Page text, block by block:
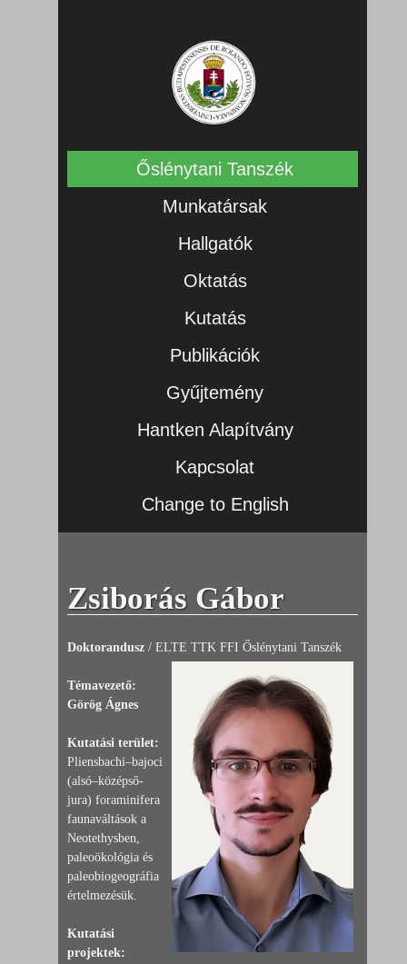
Őslénytani Tanszék
Munkatársak
Hallgatók
Oktatás
Kutatás
Publikációk
Gyűjtemény
Hantken Alapítvány
Kapcsolat
Change to English
Zsiborás Gábor
Doktorandusz / ELTE TTK FFI Őslénytani Tanszék
Témavezető:
Görög Ágnes
Kutatási terület:
Pliensbachi–bajoci
(alsó–középső-
jura) foraminifera
faunaváltások a
Neotethysben,
paleoökológia és
paleobiogeográfia
értelmezésük.
Kutatási
projektek: